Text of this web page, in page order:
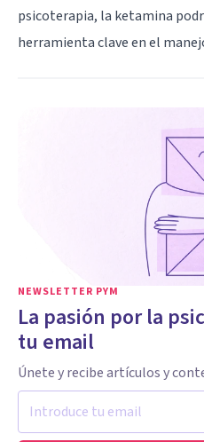
psicoterapia, la ketamina
herramienta clave en el
NEWSLETTER PYM
La pasión por la
tu email
Únete y recibe artículos y